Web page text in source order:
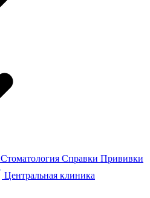
Стоматология Справки Прививки
Центральная клиника